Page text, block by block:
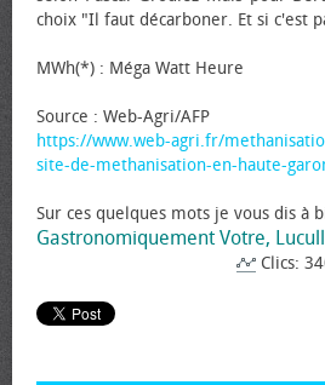
choix "Il faut décarboner. Et si c'est
MWh(*) : Méga Watt Heure
Source : Web-Agri/AFP
https://www.web-agri.fr/
site-de-methanisation-en-haute-
Sur ces quelques mots je vous dis à
Gastronomiquement Votre,
Clics: